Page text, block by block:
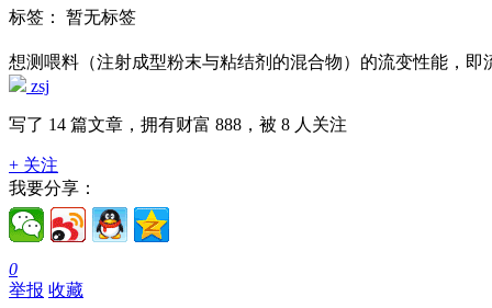
标签： 暂无标签
想测喂料（注射成型粉末与粘结剂的混合物）的流变性能，
zsj
写了 14 篇文章，拥有财富 888，被 8 人关注
+ 关注
我要分享：
0
举报 收藏